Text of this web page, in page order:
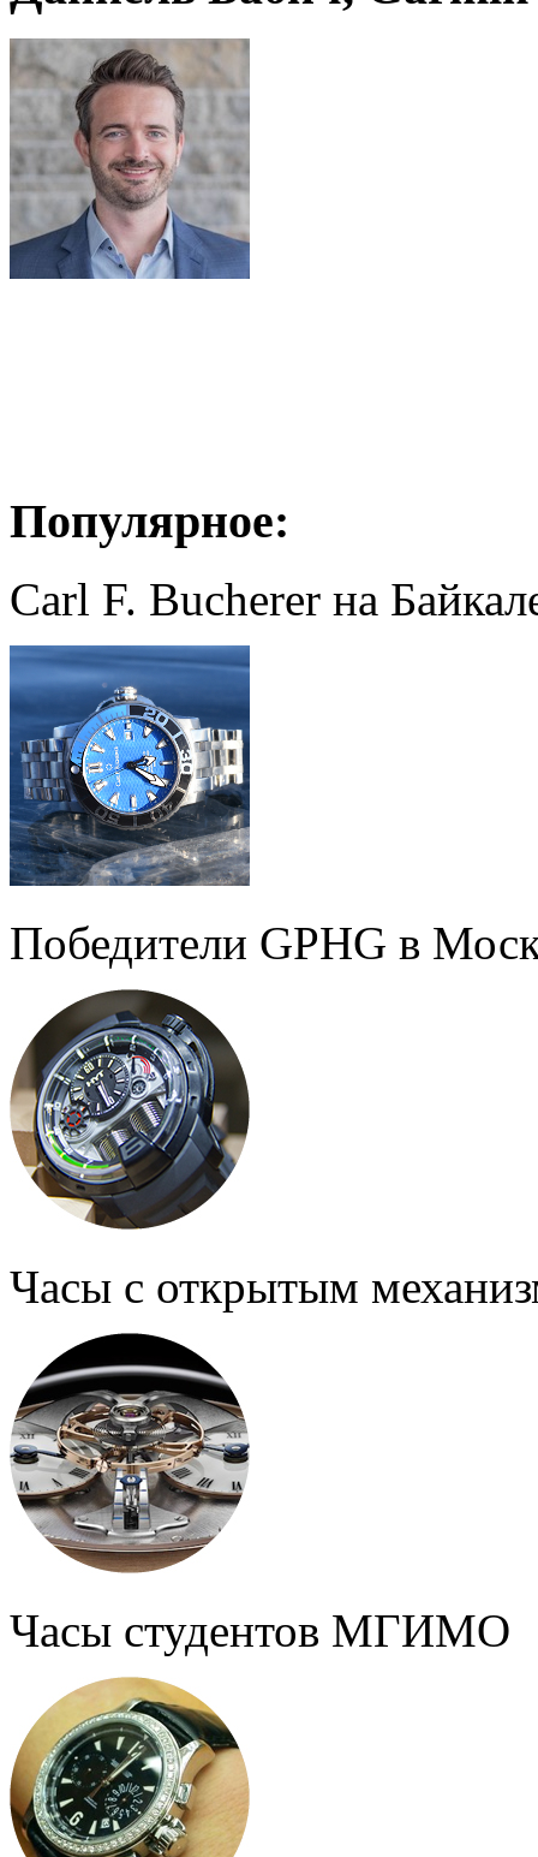
Популярное:
Carl F. Bucherer на
Победители GPHG в
Часы с открытым
Часы студентов МГИМО